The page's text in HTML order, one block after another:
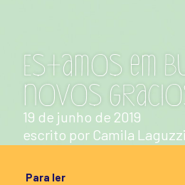
Estamos em
novos
19 de junho de 2019
escrito por Camila Laguzzi
Para ler